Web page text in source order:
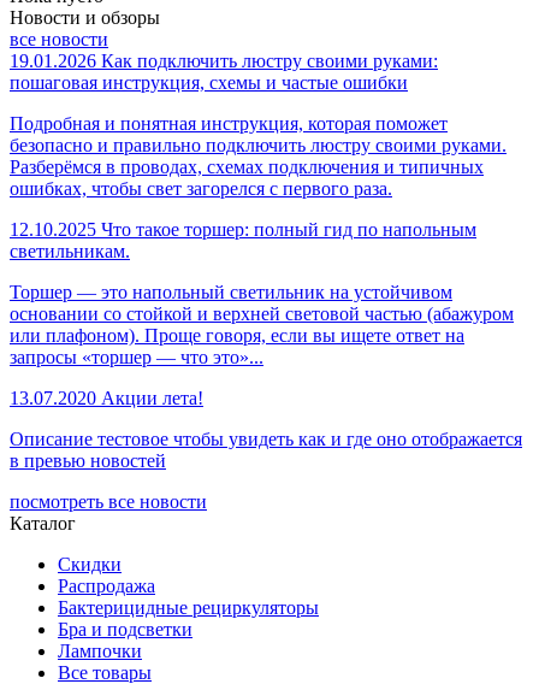
Новости и обзоры
все новости
19.01.2026 Как подключить люстру своими руками:
пошаговая инструкция, схемы и частые ошибки
Подробная и понятная инструкция, которая поможет
безопасно и правильно подключить люстру своими руками.
Разберёмся в проводах, схемах подключения и типичных
ошибках, чтобы свет загорелся с первого раза.
12.10.2025 Что такое торшер: полный гид по напольным
светильникам.
Торшер — это напольный светильник на устойчивом
основании со стойкой и верхней световой частью (абажуром
или плафоном). Проще говоря, если вы ищете ответ на
запросы «торшер — что это»...
13.07.2020 Акции лета!
Описание тестовое чтобы увидеть как и где оно отображается
в превью новостей
посмотреть все новости
Каталог
Скидки
Распродажа
Бактерицидные рециркуляторы
Бра и подсветки
Лампочки
Все товары